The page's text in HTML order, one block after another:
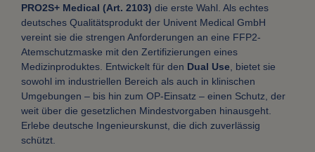
PRO2S+ Medical (Art. 2103) die erste Wahl. Als echtes
deutsches Qualitätsprodukt der Univent Medical GmbH
vereint sie die strengen Anforderungen an eine FFP2-
Atemschutzmaske mit den Zertifizierungen eines
Medizinproduktes. Entwickelt für den Dual Use, bietet sie
sowohl im industriellen Bereich als auch in klinischen
Umgebungen – bis hin zum OP-Einsatz – einen Schutz, der
weit über die gesetzlichen Mindestvorgaben hinausgeht.
Erlebe deutsche Ingenieurskunst, die dich zuverlässig
schützt.